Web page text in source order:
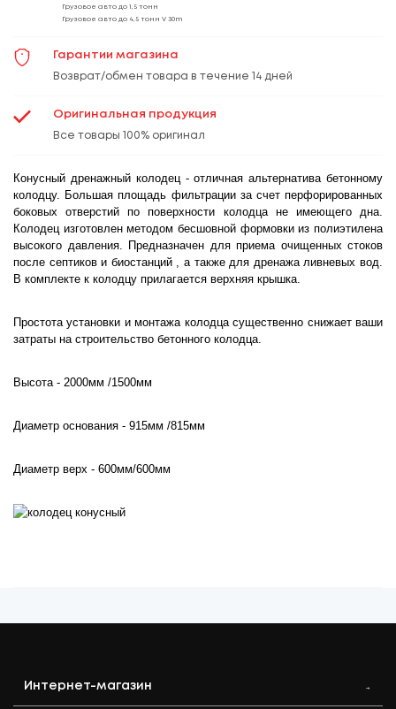
Грузовое авто до 1,5 тонн
Грузовое авто до 4,5 тонн V 30m
Гарантии магазина
Возврат/обмен товара в течение 14 дней
Оригинальная продукция
Все товары 100% оригинал
Конусный дренажный колодец - отличная альтернатива бетонному
колодцу. Большая площадь фильтрации за счет перфорированных
боковых отверстий по поверхности колодца не имеющего дна.
Колодец изготовлен методом бесшовной формовки из полиэтилена
высокого давления. Предназначен для приема очищенных стоков
после септиков и биостанций , а также для дренажа ливневых вод.
В комплекте к колодцу прилагается верхняя крышка.
Простота установки и монтажа колодца существенно снижает ваши
затраты на строительство бетонного колодца.
Высота - 2000мм /1500мм
Диаметр основания - 915мм /815мм
Диаметр верх - 600мм/600мм
Интернет-магазин